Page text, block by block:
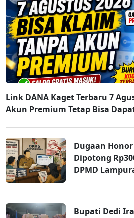
Link DANA Kaget Terbaru 7
Akun Premium Tetap Bisa
Dugaan
Dipotong
DPMD
Bupati Dedi